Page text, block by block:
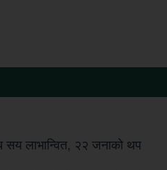
सय लाभान्वित, २२ जनाको थप